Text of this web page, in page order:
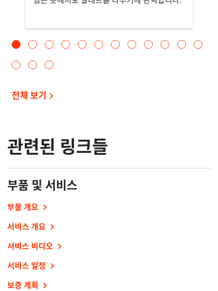
전체 보기
관련된 링크들
부품 및 서비스
부품 개요
서비스 개요
서비스 비디오
서비스 일정
보증 계획